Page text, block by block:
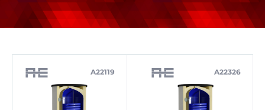
A22119 A22326